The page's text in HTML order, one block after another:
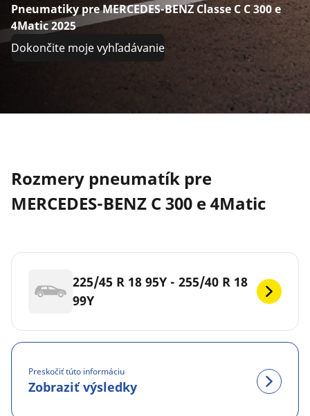
Pneumatiky pre MERCEDES-BENZ Classe C C 300 e
4Matic 2025
Dokončite moje vyhľadávanie
Rozmery pneumatík pre
MERCEDES-BENZ C 300 e 4Matic
225/45 R 18 95Y - 255/40 R 18
99Y
Preskočiť túto informáciu
Zobraziť výsledky